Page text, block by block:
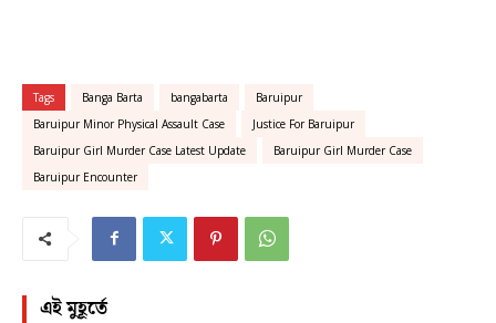
Tags Banga Barta bangabarta
Baruipur
Baruipur Minor Physical Assault Case
Justice For Baruipur
Baruipur Girl Murder Case Latest Update
Baruipur Girl Murder Case
Baruipur Encounter
এই মুহূর্তে